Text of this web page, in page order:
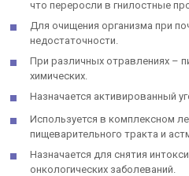
что переросли в гнилостные
Для очищения организма при
недостаточности.
При различных отравлениях –
химических.
Назначается активированный
Используется в комплексном
пищеварительного тракта и
Назначается для снятия
онкологических заболеваний.